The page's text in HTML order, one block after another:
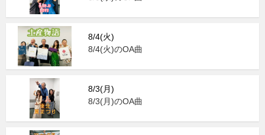
8/4(火)
8/4(火)のOA曲
8/3(月)
8/3(月)のOA曲